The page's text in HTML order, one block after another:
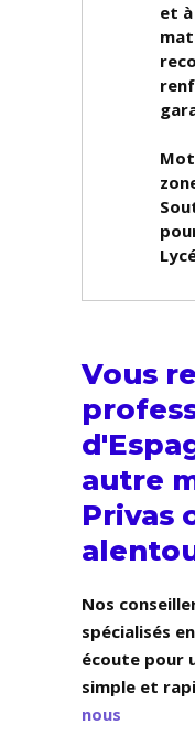
et
Vous
autre
Privas
Nos
spécialisés
écoute pour
simple et
nous